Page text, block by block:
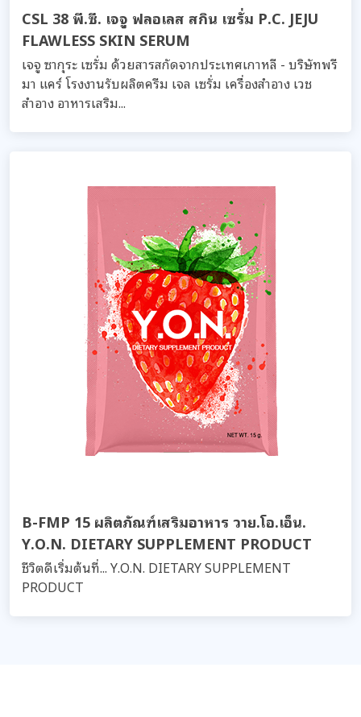
CSL 38 พี.ซี. เจจู ฟลอเลส สกิน เซรั่ม P.C. JEJU
FLAWLESS SKIN SERUM
เจจู ซากุระ เซรั่ม ด้วยสารสกัดจากประเทศเกาหลี - บริษัทพรี
มา แคร์ โรงงานรับผลิตครีม เจล เซรั่ม เครื่องสำอาง เวช
สำอาง อาหารเสริม...
B-FMP 15 ผลิตภัณฑ์เสริมอาหาร วาย.โอ.เอ็น.
Y.O.N. DIETARY SUPPLEMENT PRODUCT
ชีวิตดีเริ่มต้นที่... Y.O.N. DIETARY SUPPLEMENT
PRODUCT